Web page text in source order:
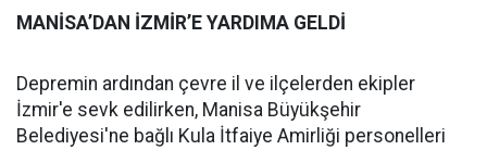
MANİSA’DAN İZMİR’E YARDIMA GELDİ
Depremin ardından çevre il ve ilçelerden ekipler
İzmir'e sevk edilirken, Manisa Büyükşehir
Belediyesi'ne bağlı Kula İtfaiye Amirliği personelleri